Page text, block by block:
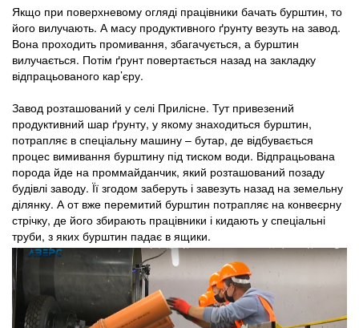
Якщо при поверхневому огляді працівники бачать бурштин, то
його вилучають. А масу продуктивного ґрунту везуть на завод.
Вона проходить промивання, збагачується, а бурштин
вилучається. Потім ґрунт повертається назад на закладку
відпрацьованого кар’єру.
Завод розташований у селі Прилісне. Тут привезений
продуктивний шар ґрунту, у якому знаходиться бурштин,
потрапляє в спеціальну машину – бутар, де відбувається
процес вимивання бурштину під тиском води. Відпрацьована
порода йде на проммайданчик, який розташований позаду
будівлі заводу. Її згодом заберуть і завезуть назад на земельну
ділянку. А от вже перемитий бурштин потрапляє на конвеєрну
стрічку, де його збирають працівники і кидають у спеціальні
труби, з яких бурштин падає в ящики.